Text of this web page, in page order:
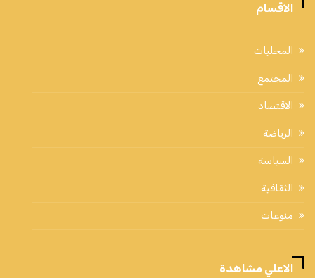
الاقسام
المحليات
المجتمع
الاقتصاد
الرياضة
السياسة
الثقافية
منوعات
الاعلي مشاهدة